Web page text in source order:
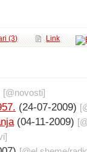
Link
(3)
[@novosti]
(24-07-2009)
(04-11-2009)
]